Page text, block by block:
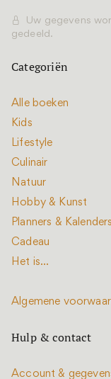
Uw gegevens
gedeeld.
Categoriën
Alle boeken
Kids
Lifestyle
Culinair
Natuur
Hobby & Kunst
Planners & Kalenders
Cadeau
Het is...
Algemene
Hulp & contact
Account &